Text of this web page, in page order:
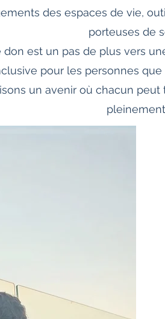
des espaces de vie,
porteuses de
don est un pas de plus vers
pour les personnes
un avenir où chacun peut